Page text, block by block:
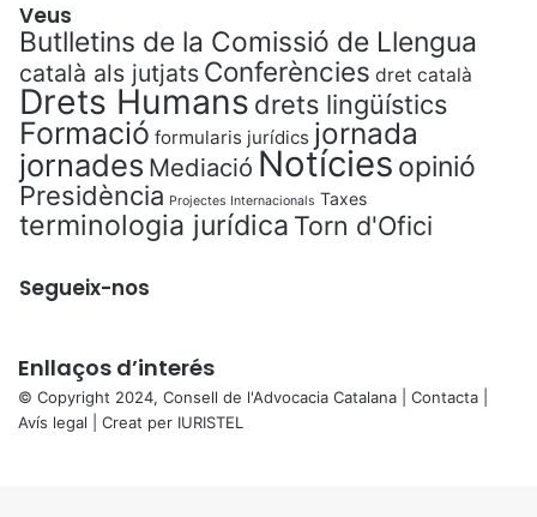
Veus
Butlletins de la Comissió de Llengua
català als jutjats Conferències dret català
Drets Humans drets lingüístics
Formació formularis jurídics jornada
jornades Mediació Notícies opinió
Presidència Projectes Internacionals Taxes
terminologia jurídica Torn d'Ofici
Segueix-nos
Enllaços d’interés
© Copyright 2024, Consell de l'Advocacia Catalana | Contacta
Avís legal | Creat per IURISTEL